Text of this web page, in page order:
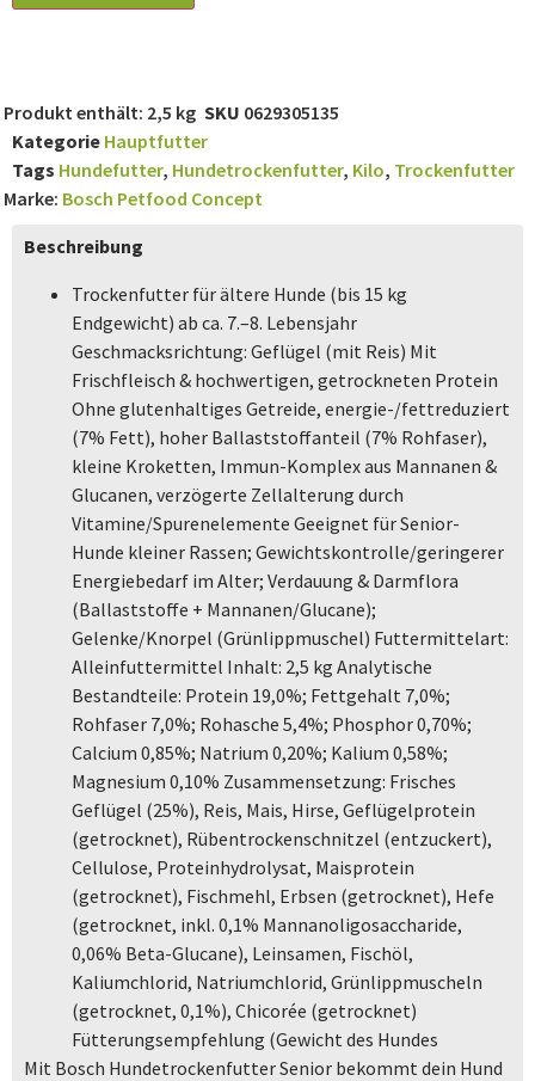
Produkt enthält: 2,5 kg SKU 0629305135
Kategorie Hauptfutter
Tags Hundefutter, Hundetrockenfutter, Kilo, Trockenfutter
Marke: Bosch Petfood Concept
Beschreibung
Trockenfutter für ältere Hunde (bis 15 kg
Endgewicht) ab ca. 7.–8. Lebensjahr
Geschmacksrichtung: Geflügel (mit Reis) Mit
Frischfleisch & hochwertigen, getrockneten Protein
Ohne glutenhaltiges Getreide, energie-/fettreduziert
(7% Fett), hoher Ballaststoffanteil (7% Rohfaser),
kleine Kroketten, Immun-Komplex aus Mannanen &
Glucanen, verzögerte Zellalterung durch
Vitamine/Spurenelemente Geeignet für Senior-
Hunde kleiner Rassen; Gewichtskontrolle/geringerer
Energiebedarf im Alter; Verdauung & Darmflora
(Ballaststoffe + Mannanen/Glucane);
Gelenke/Knorpel (Grünlippmuschel) Futtermittelart:
Alleinfuttermittel Inhalt: 2,5 kg Analytische
Bestandteile: Protein 19,0%; Fettgehalt 7,0%;
Rohfaser 7,0%; Rohasche 5,4%; Phosphor 0,70%;
Calcium 0,85%; Natrium 0,20%; Kalium 0,58%;
Magnesium 0,10% Zusammensetzung: Frisches
Geflügel (25%), Reis, Mais, Hirse, Geflügelprotein
(getrocknet), Rübentrockenschnitzel (entzuckert),
Cellulose, Proteinhydrolysat, Maisprotein
(getrocknet), Fischmehl, Erbsen (getrocknet), Hefe
(getrocknet, inkl. 0,1% Mannanoligosaccharide,
0,06% Beta-Glucane), Leinsamen, Fischöl,
Kaliumchlorid, Natriumchlorid, Grünlippmuscheln
(getrocknet, 0,1%), Chicorée (getrocknet)
Fütterungsempfehlung (Gewicht des Hundes
Mit Bosch Hundetrockenfutter Senior bekommt dein Hund